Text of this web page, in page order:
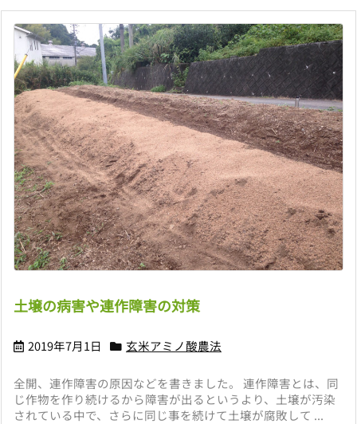
土壌の病害や連作障害の対策
2019年7月1日 玄米アミノ酸農法
全開、連作障害の原因などを書きました。 連作障害とは、同
じ作物を作り続けるから障害が出るというより、土壌が汚染
されている中で、さらに同じ事を続けて土壌が腐敗して ...